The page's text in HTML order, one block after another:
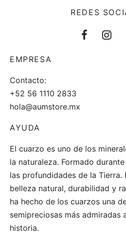
REDES
EMPRESA
Contacto:
+52 56 1110 2833
hola@aumstore.mx
AYUDA
El cuarzo es uno de los
la naturaleza. Formado
las profundidades de la Tierra.
belleza natural, durabilidad y
ha hecho de los cuarzos una
semipreciosas más admiradas
historia.